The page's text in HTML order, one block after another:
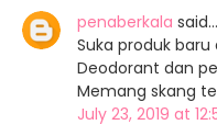
penaberkala said…
Suka produk baru
Deodorant dan
Memang skang
July 23, 2019 at